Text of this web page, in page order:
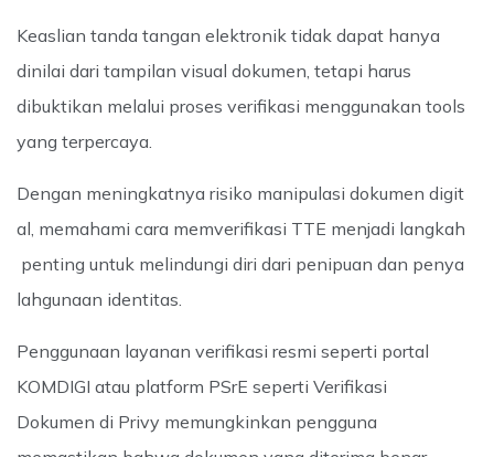
Keaslian tanda tangan elektronik tidak dapat hanya
dinilai dari tampilan visual dokumen, tetapi harus
dibuktikan melalui proses verifikasi menggunakan tools
yang terpercaya.
Dengan meningkatnya risiko manipulasi dokumen digit
al, memahami cara memverifikasi TTE menjadi langkah
penting untuk melindungi diri dari penipuan dan penya
lahgunaan identitas.
Penggunaan layanan verifikasi resmi seperti portal
KOMDIGI atau platform PSrE seperti Verifikasi
Dokumen di Privy memungkinkan pengguna